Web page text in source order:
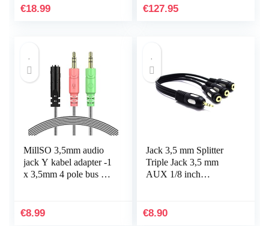
Kabel Compatibel met
€18.99
Cancellation – Mat
€127.95
MillSO 3,5mm audio
jack Y kabel adapter -1
x 3,5mm 4 pole bus 2 x
hoofdtelefoon…
€8.99
Jack 3,5 mm Splitter
Triple Jack 3,5 mm
AUX 1/8 inch
Stereo Audio Vitalco
€8.90